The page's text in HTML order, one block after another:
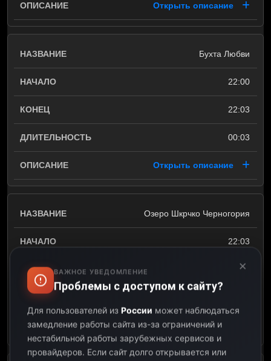
Открыть описание
Бухта Любви
22:00
22:03
00:03
Открыть описание
Озеро Шкрчко Черногория
22:03
22:06
Открыть описание
×
ВАЖНОЕ УВЕДОМЛЕНИЕ
Проблемы с доступом к сайту?
Для пользователей из России может наблюдаться
замедление работы сайта из-за ограничений и
нестабильной работы зарубежных сервисов и
провайдеров. Если сайт долго открывается или